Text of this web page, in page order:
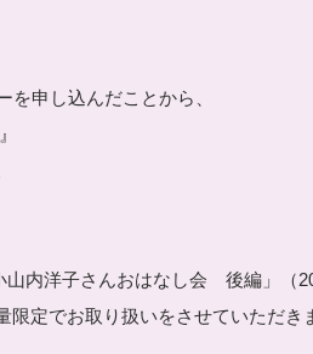
を申し込んだことから、
内洋子さんおはなし会 後編」（
定でお取り扱いをさせていただき